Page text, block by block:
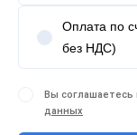
Оплата по
без НДС)
Вы соглашаетесь
данных